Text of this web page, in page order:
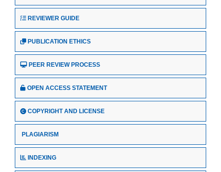
REVIEWER GUIDE
PUBLICATION ETHICS
PEER REVIEW PROCESS
OPEN ACCESS STATEMENT
COPYRIGHT AND LICENSE
PLAGIARISM
INDEXING